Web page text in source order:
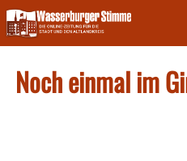
Skip
to
content
Noch einmal im